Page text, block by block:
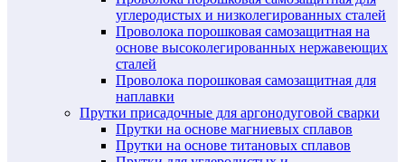
углеродистых и низколегированных сталей
Проволока порошковая самозащитная на
основе высоколегированных нержавеющих
сталей
Проволока порошковая самозащитная для
наплавки
Прутки присадочные для аргонодуговой сварки
Прутки на основе магниевых сплавов
Прутки на основе титановых сплавов